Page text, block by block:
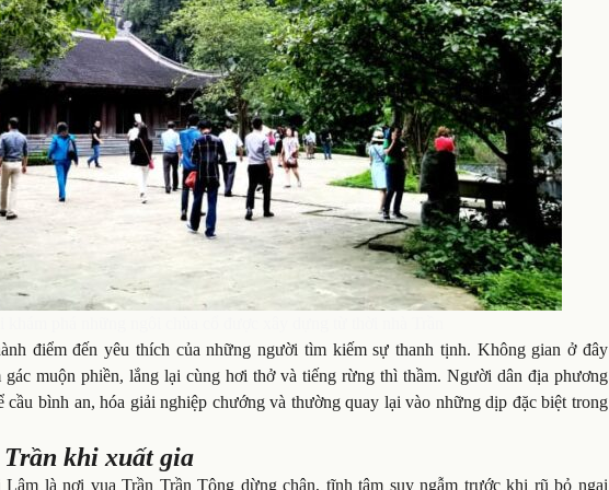
điểm đến yêu thích của những người tìm kiếm sự thanh tịnh. Không gian ở đây
muộn phiền, lắng lại cùng hơi thở và tiếng rừng thì thầm. Người dân địa phương
bình an, hóa giải nghiệp chướng và thường quay lại vào những dịp đặc biệt trong
khi xuất gia
là nơi vua Trần Trần Tông dừng chân, tĩnh tâm suy ngẫm trước khi rũ bỏ ngai